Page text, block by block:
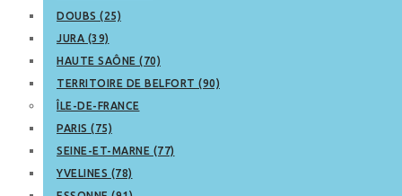
DOUBS (25)
JURA (39)
HAUTE SAÔNE (70)
TERRITOIRE DE BELFORT (90)
ÎLE-DE-FRANCE
PARIS (75)
SEINE-ET-MARNE (77)
YVELINES (78)